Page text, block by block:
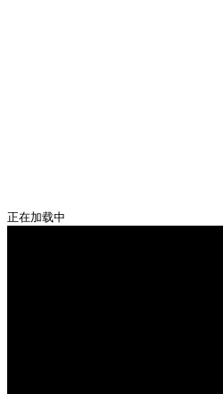
正在加载中